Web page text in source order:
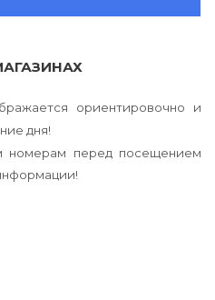
ориентировочно и
дня!
номерам перед посещением